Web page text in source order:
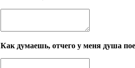
Как думаешь, отчего у меня душа